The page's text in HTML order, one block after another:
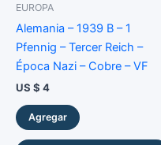
EUROPA
Alemania – 1939 B – 1
Pfennig – Tercer Reich –
Época Nazi – Cobre – VF
US $ 4
Agregar